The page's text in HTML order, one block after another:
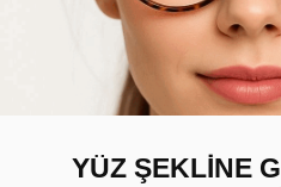
YÜZ ŞEKLİNE